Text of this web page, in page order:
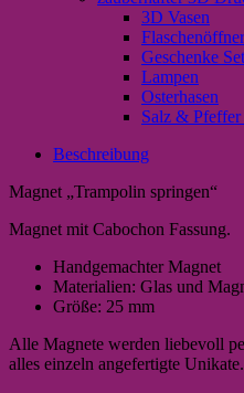
3D Vasen
Flaschenöffner
Geschenke
Lampen
Osterhasen
Salz & Pfeffer
Beschreibung
Magnet „Trampolin springen“
Magnet mit Cabochon Fassung.
Handgemachter Magnet
Materialien: Glas und
Größe: 25 mm
Alle Magnete werden liebevoll
alles einzeln angefertigte Unikate.